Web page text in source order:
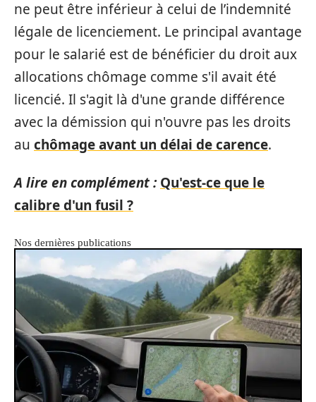
ne peut être inférieur à celui de l’indemnité
légale de licenciement. Le principal avantage
pour le salarié est de bénéficier du droit aux
allocations chômage comme s'il avait été
licencié. Il s'agit là d'une grande différence
avec la démission qui n'ouvre pas les droits
au chômage avant un délai de carence.
A lire en complément : Qu'est-ce que le
calibre d'un fusil ?
Nos dernières publications